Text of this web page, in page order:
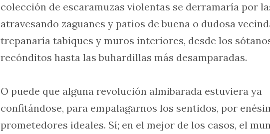
colección de escaramuzas violentas se derramaría por
atravesando zaguanes y patios de buena o dudosa
trepanaría tabiques y muros interiores, desde los
recónditos hasta las buhardillas más desamparadas.
O puede que alguna revolución almibarada estuviera ya
confitándose, para empalagarnos los sentidos, por
prometedores ideales. Sí; en el mejor de los casos, el